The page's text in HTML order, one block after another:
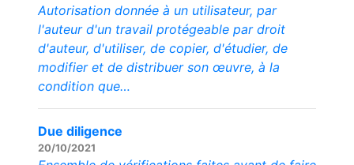
Autorisation donnée à un utilisateur, par
l'auteur d'un travail protégeable par droit
d'auteur, d'utiliser, de copier, d'étudier, de
modifier et de distribuer son œuvre, à la
condition que…
Due diligence
20/10/2021